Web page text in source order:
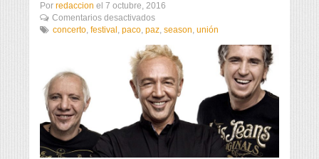
Por redaccion el 7 octubre, 2016
Comentarios desactivadosen
La
actuará
en
Ourense
o
vindeiro
15
de
outubro,
dentro
concerto, festival , paco, paz, season, unión